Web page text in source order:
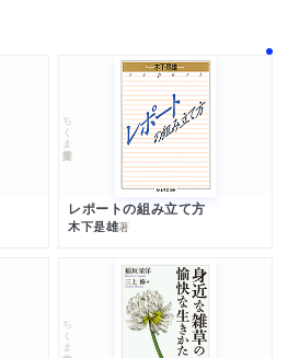
ちくま学芸文庫
レポートの組み立て方
木下是雄著
ちくま文庫